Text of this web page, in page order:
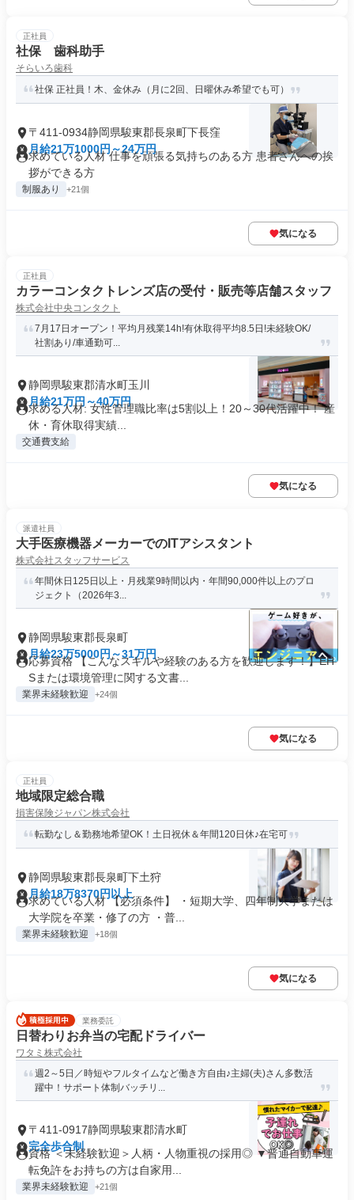
正社員
社保 歯科助手
そらいろ歯科
社保 正社員！木、金休み（月に2回、日曜休み希望でも可）
〒411-0934静岡県駿東郡長泉町下長窪
月給21万1000円～24万円
求めている人材 仕事を頑張る気持ちのある方 患者さんへの挨
拶ができる方
制服あり +21個
気になる
正社員
カラーコンタクトレンズ店の受付・販売等店舗スタッフ
株式会社中央コンタクト
7月17日オープン！平均月残業14h!有休取得平均8.5日!未経験OK/
社割あり/車通勤可...
静岡県駿東郡清水町玉川
月給21万円～40万円
求める人材: 女性管理職比率は5割以上！20～30代活躍中！ 産
休・育休取得実績...
交通費支給
気になる
派遣社員
大手医療機器メーカーでのITアシスタント
株式会社スタッフサービス
年間休日125日以上・月残業9時間以内・年間90,000件以上のプロ
ジェクト（2026年3...
静岡県駿東郡長泉町
月給23万5000円～31万円
応募資格 【こんなスキルや経験のある方を歓迎します！】EH
Sまたは環境管理に関する文書...
業界未経験歓迎 +24個
気になる
正社員
地域限定総合職
損害保険ジャパン株式会社
転勤なし＆勤務地希望OK！土日祝休＆年間120日休♪在宅可
静岡県駿東郡長泉町下土狩
月給18万8370円以上
求めている人材 【必須条件】 ・短期大学、四年制大学または
大学院を卒業・修了の方 ・普...
業界未経験歓迎 +18個
気になる
業務委託
日替わりお弁当の宅配ドライバー
ワタミ株式会社
週2～5日／時短やフルタイムなど働き方自由♪主婦(夫)さん多数活
躍中！サポート体制バッチリ...
〒411-0917静岡県駿東郡清水町
完全歩合制
資格 ＜未経験歓迎＞人柄・人物重視の採用◎ ▼普通自動車運
転免許をお持ちの方は自家用...
業界未経験歓迎 +21個